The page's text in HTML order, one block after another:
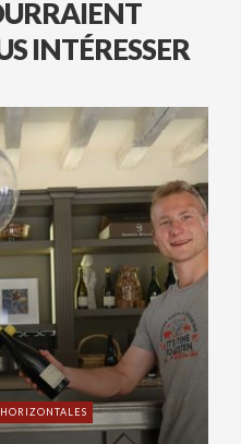
INTÉRESSER
HORIZONTALES